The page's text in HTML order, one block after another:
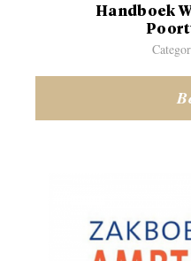
Handboek